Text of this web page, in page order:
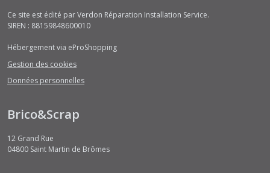
Ce site est édité par Verdon Réparation Installation Service.
SIREN : 88159848600010
Hébergement via eProShopping
Gestion des cookies
Données personnelles
Brico&Scrap
12 Grand Rue
04800 Saint Martin de Brômes